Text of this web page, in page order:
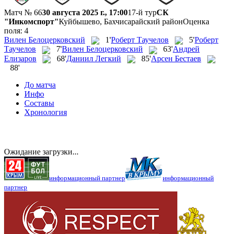
Матч № 6630 августа 2025 г., 17:0017-й турСК
"Инкомспорт"Куйбышево, Бахчисарайский районОценка
поля: 4
Вилен Белоцерковский
1'Роберт Таучелов 5'Роберт
Таучелов
7'Вилен Белоцерковский 63'Андрей
Елизаров
68'Даниил Легкий 85'Арсен Бестаев
88'
До матча
Инфо
Составы
Хронология
Ожидание загрузки...
информационный партнер
информационный
партнер